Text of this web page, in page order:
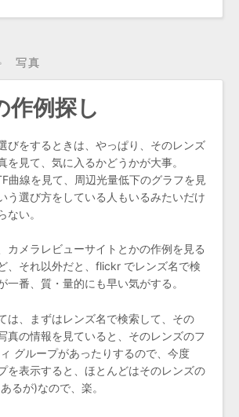
写真
作例探し
びをするときは、やっぱり、そのレンズ
を見て、気に入るかどうかが大事。
曲線を見て、周辺光量低下のグラフを見
う選び方をしている人もいるみたいだけ
ない。
カメラレビューサイトとかの作例を見る
、それ以外だと、flickr でレンズ名で検
一番、質・量的にも早い気がする。
は、まずはレンズ名で検索して、その
真の情報を見ていると、そのレンズのフ
グループがあったりするので、今度
を表示すると、ほとんどはそのレンズの
るが)なので、楽。